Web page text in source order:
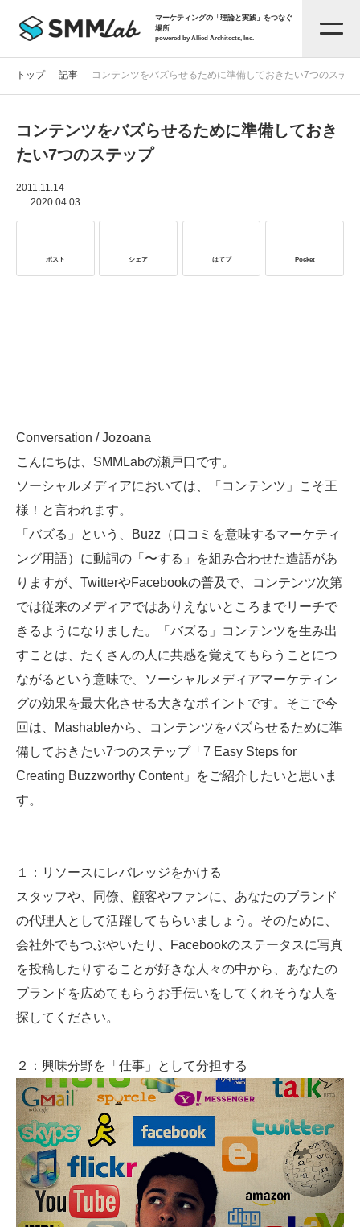
マーケティングの「理論と実践」をつなぐ
場所
powered by Allied Architects, Inc.
記事一覧
トップ 記事 コンテンツをバズらせるために準備しておきたい7つのステッ
コンテンツをバズらせるために準備しておき
たい7つのステップ
2011.11.14
2020.04.03
ポスト シェア はてブ Pocket
Conversation / Jozoana
こんにちは、SMMLabの瀬戸口です。
ソーシャルメディアにおいては、「コンテンツ」こそ王
様！と言われます。
「バズる」という、Buzz（口コミを意味するマーケティ
ング用語）に動詞の「〜する」を組み合わせた造語があ
りますが、TwitterやFacebookの普及で、コンテンツ次第
では従来のメディアではありえないところまでリーチで
きるようになりました。「バズる」コンテンツを生み出
すことは、たくさんの人に共感を覚えてもらうことにつ
ながるという意味で、ソーシャルメディアマーケティン
グの効果を最大化させる大きなポイントです。そこで今
回は、Mashableから、コンテンツをバズらせるために準
備しておきたい7つのステップ「7 Easy Steps for
Creating Buzzworthy Content」をご紹介したいと思いま
す。
１：リソースにレバレッジをかける
スタッフや、同僚、顧客やファンに、あなたのブランド
の代理人として活躍してもらいましょう。そのために、
会社外でもつぶやいたり、Facebookのステータスに写真
を投稿したりすることが好きな人々の中から、あなたの
ブランドを広めてもらうお手伝いをしてくれそうな人を
探してください。
２：興味分野を「仕事」として分担する